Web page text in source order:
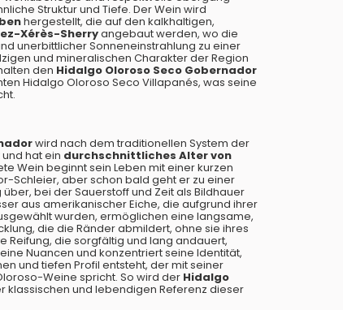
Struktur und Tiefe. Der Wein wird
hergestellt, die auf den kalkhaltigen,
Xérès-Sherryangebaut werden, wo die
unerbittlicher Sonneneinstrahlung zu einer
und mineralischen Charakter der Region
den Hidalgo Oloroso Seco Gobernador
Hidalgo Oloroso Seco Villapanés, was seine
wird nach dem traditionellen System der
hat ein durchschnittliches Alter von
Wein beginnt sein Leben mit einer kurzen
Schleier, aber schon bald geht er zu einer
bei der Sauerstoff und Zeit als Bildhauer
aus amerikanischer Eiche, die aufgrund ihrer
wurden, ermöglichen eine langsame,
die die Ränder abmildert, ohne sie ihres
Reifung, die sorgfältig und lang andauert,
Nuancen und konzentriert seine Identität,
und tiefen Profil entsteht, der mit seiner
Weine spricht. So wird der Hidalgo
klassischen und lebendigen Referenz dieser